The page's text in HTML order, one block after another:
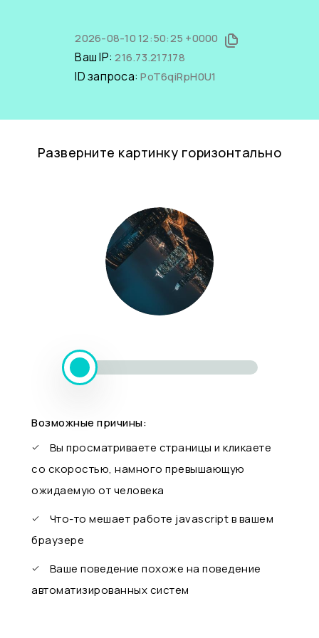
2026-08-10 12:50:25 +0000
Ваш IP:216.73.217.178
ID запроса:PoT6qiRpH0U1
Разверните картинку горизонтально
Возможные причины:
Вы просматриваете страницы и кликаете
со скоростью, намного превышающую
ожидаемую от человека
Что-то мешает работе javascript в вашем
браузере
Ваше поведение похоже на поведение
автоматизированных систем